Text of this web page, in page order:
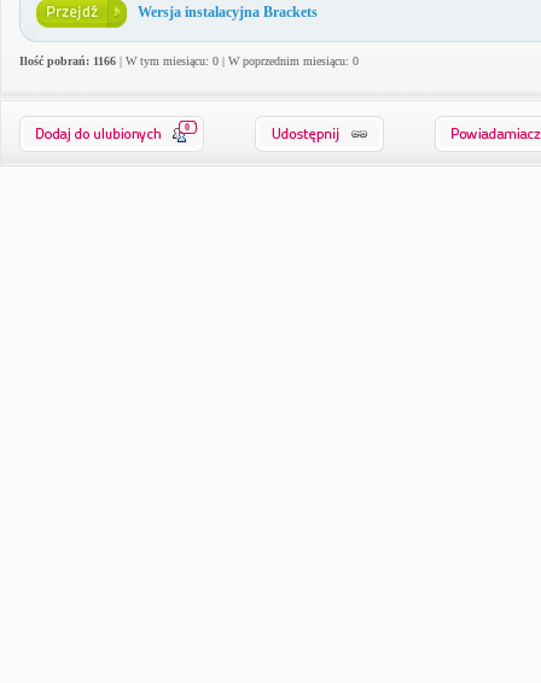
Wersja instalacyjna Brackets
Ilość pobrań: 1166 | W tym miesiącu: 0 | W poprzednim miesiącu: 0
0